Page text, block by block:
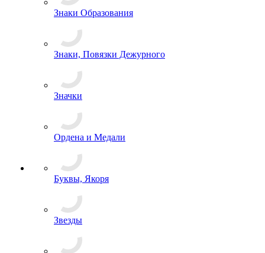
Знаки Образования
Знаки, Повязки Дежурного
Значки
Ордена и Медали
Буквы, Якоря
Звезды